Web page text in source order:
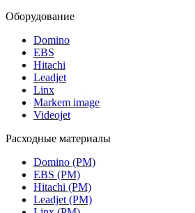
Оборудование
Domino
EBS
Hitachi
Leadjet
Linx
Markem image
Videojet
Расходные материалы
Domino (РМ)
EBS (РМ)
Hitachi (РМ)
Leadjet (РМ)